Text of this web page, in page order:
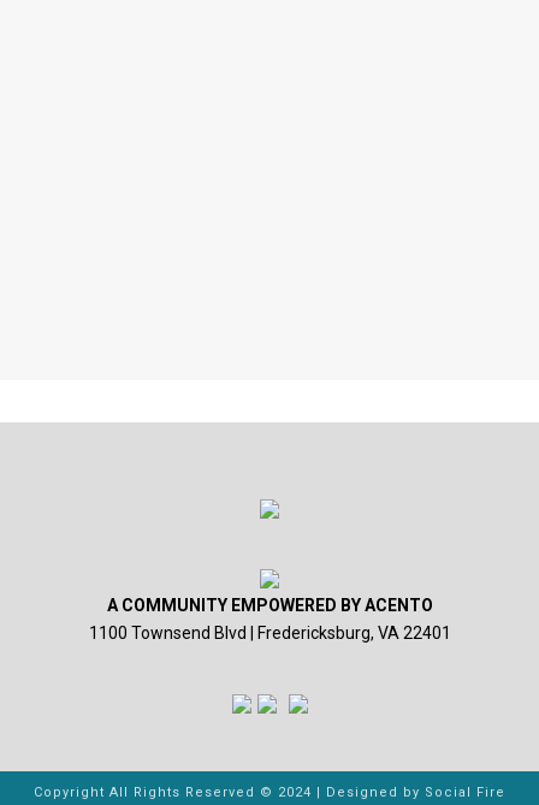
A COMMUNITY EMPOWERED BY ACENTO
1100 Townsend Blvd | Fredericksburg, VA 22401
Copyright All Rights Reserved © 2024 | Designed by Social Fire